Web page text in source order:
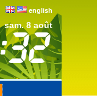
english
sam. 8 août